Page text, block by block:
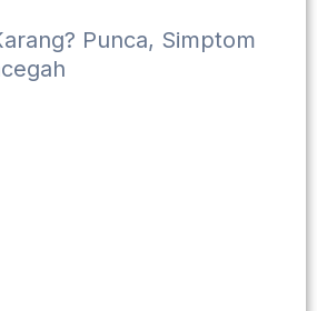
Punca, Simptom